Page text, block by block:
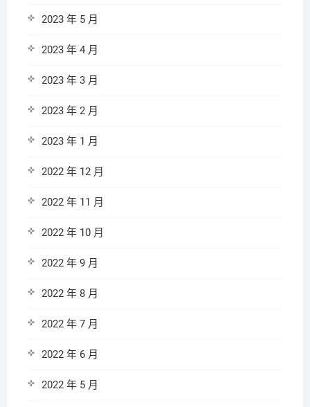
2023 年 5 月
2023 年 4 月
2023 年 3 月
2023 年 2 月
2023 年 1 月
2022 年 12 月
2022 年 11 月
2022 年 10 月
2022 年 9 月
2022 年 8 月
2022 年 7 月
2022 年 6 月
2022 年 5 月